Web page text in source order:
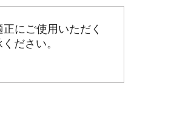
にご使用いただく
ださい。